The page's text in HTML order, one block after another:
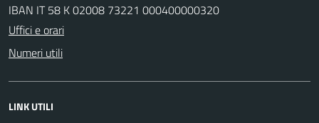
IBAN IT 58 K 02008 73221 000400000320
Uffici e orari
Numeri utili
LINK UTILI